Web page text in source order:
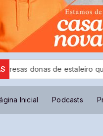
donas de estaleiro que
Inicial Podcasts